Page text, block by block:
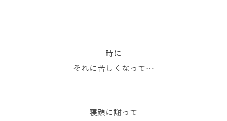
時に
それに苦しくなって…
寝顔に謝って